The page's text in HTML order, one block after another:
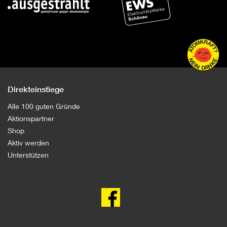
Direkteinstiege
Alle 100 guten Gründe
Aktionspartner
Shop
Aktiv werden
Unterstützen